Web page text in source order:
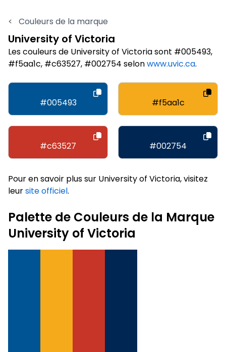
< Couleurs de la marque
University of Victoria
Les couleurs de University of Victoria sont #005493,
#f5aa1c, #c63527, #002754 selonwww.uvic.ca.
#005493 #f5aa1c
#c63527 #002754
Pour en savoir plus sur University of Victoria, visitez
leursite officiel.
Palette de Couleurs de la Marque
University of Victoria